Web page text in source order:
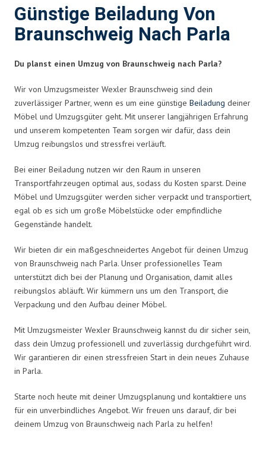
Günstige Beiladung Von
Braunschweig Nach Parla
Du planst einen Umzug von Braunschweig nach Parla?
Wir von Umzugsmeister Wexler Braunschweig sind dein
zuverlässiger Partner, wenn es um eine günstige Beiladung deiner
Möbel und Umzugsgüter geht. Mit unserer langjährigen Erfahrung
und unserem kompetenten Team sorgen wir dafür, dass dein
Umzug reibungslos und stressfrei verläuft.
Bei einer Beiladung nutzen wir den Raum in unseren
Transportfahrzeugen optimal aus, sodass du Kosten sparst. Deine
Möbel und Umzugsgüter werden sicher verpackt und transportiert,
egal ob es sich um große Möbelstücke oder empfindliche
Gegenstände handelt.
Wir bieten dir ein maßgeschneidertes Angebot für deinen Umzug
von Braunschweig nach Parla. Unser professionelles Team
unterstützt dich bei der Planung und Organisation, damit alles
reibungslos abläuft. Wir kümmern uns um den Transport, die
Verpackung und den Aufbau deiner Möbel.
Mit Umzugsmeister Wexler Braunschweig kannst du dir sicher sein,
dass dein Umzug professionell und zuverlässig durchgeführt wird.
Wir garantieren dir einen stressfreien Start in dein neues Zuhause
in Parla.
Starte noch heute mit deiner Umzugsplanung und kontaktiere uns
für ein unverbindliches Angebot. Wir freuen uns darauf, dir bei
deinem Umzug von Braunschweig nach Parla zu helfen!